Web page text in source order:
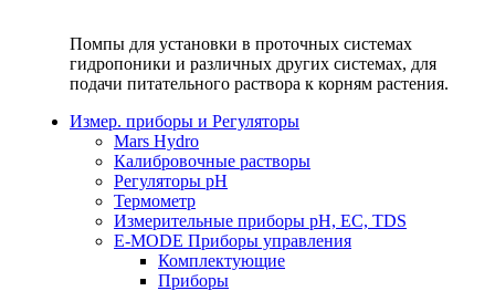
Помпы для установки в проточных системах
гидропоники и различных других системах, для
подачи питательного раствора к корням растения.
Измер. приборы и Регуляторы
Mars Hydro
Калибровочные растворы
Регуляторы рН
Термометр
Измерительные приборы pH, EC, TDS
E-MODE Приборы управления
Комплектующие
Приборы